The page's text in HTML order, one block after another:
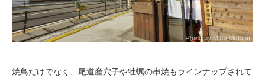
焼鳥だけでなく、尾道産穴子や牡蠣の串焼もラインナップされて